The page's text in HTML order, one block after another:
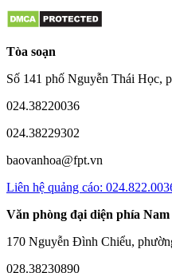
Tòa soạn
Số 141 phố Nguyễn Thái Học,
024.38220036
024.38229302
baovanhoa@fpt.vn
Liên hệ quảng cáo:
Văn phòng đại diện phía Nam
170 Nguyễn Đình Chiểu,
028.38230890